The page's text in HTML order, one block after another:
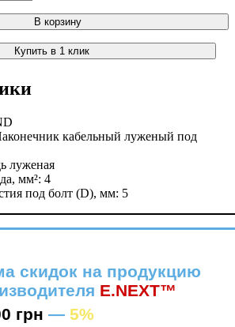
В корзину
Купить в 1 клик
кабельный луженый под
луженая
мм²: 4
под болт (D), мм: 5
скидок на продукцию
E.NEXT™
грн — 5%